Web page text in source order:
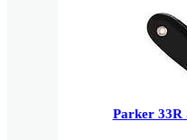
Parker 33R